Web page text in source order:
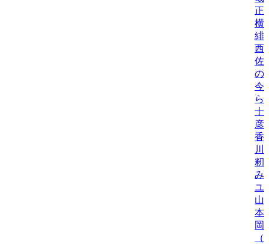
正
横
緋
西
佐
の
今
ら
十
彦
香
川
籾
み/
ユ
山
本
岡